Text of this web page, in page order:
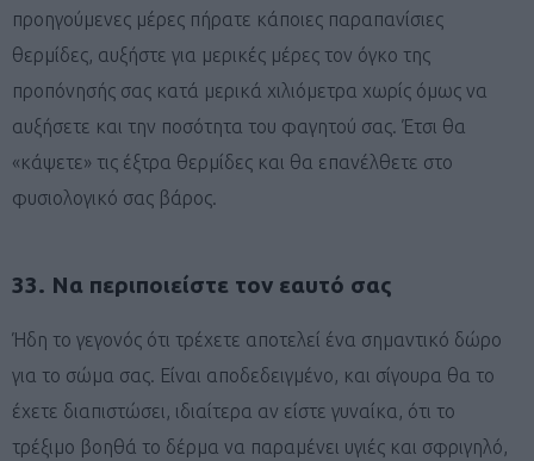
προηγούμενες μέρες πήρατε κάποιες παραπανίσιες
θερμίδες, αυξήστε για μερικές μέρες τον όγκο της
προπόνησής σας κατά μερικά χιλιόμετρα χωρίς όμως να
αυξήσετε και την ποσότητα του φαγητού σας. Έτσι θα
«κάψετε» τις έξτρα θερμίδες και θα επανέλθετε στο
φυσιολογικό σας βάρος.
33. Να περιποιείστε τον εαυτό σας
Ήδη το γεγονός ότι τρέχετε αποτελεί ένα σημαντικό δώρο
για το σώμα σας. Είναι αποδεδειγμένο, και σίγουρα θα το
έχετε διαπιστώσει, ιδιαίτερα αν είστε γυναίκα, ότι το
τρέξιμο βοηθά το δέρμα να παραμένει υγιές και σφριγηλό,